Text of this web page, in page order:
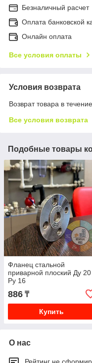
Безналичный расчет
Оплата банковской
Онлайн оплата
Все условия оплаты
Условия возврата
Возврат товара в
Все условия возврата
Подобные товары
Фланец стальной
приварной плоский Ду 20
Ру 16
886 ₸
Купить
О нас